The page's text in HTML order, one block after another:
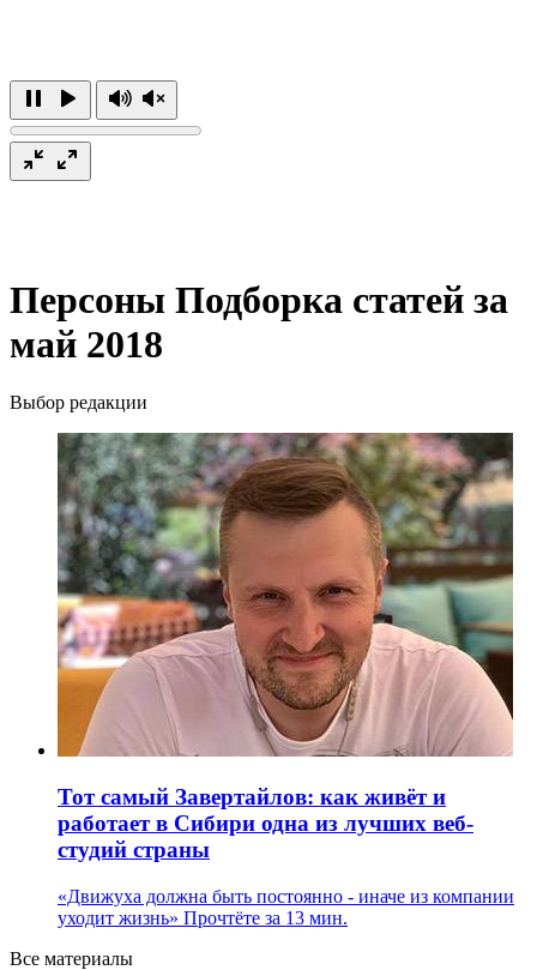
Персоны Подборка статей за
май 2018
Выбор редакции
Тот самый Завертайлов: как живёт и
работает в Сибири одна из лучших веб-
студий страны
«Движуха должна быть постоянно - иначе из компании
уходит жизнь» Прочтёте за 13 мин.
Все материалы